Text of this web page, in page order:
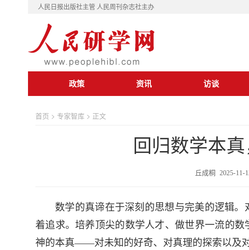
人民日报出版社主管 人民周刊杂志社主办
政策 资讯 访谈
首页 > 专家智库 > 正文
回归数学本
丘成桐 2025-11-
数学的真谛在于深刻的思想与完美的逻辑
着追求。培养顶尖的数学人才、做世界一流的
神的本真——对未知的好奇、对真理的探索以及对